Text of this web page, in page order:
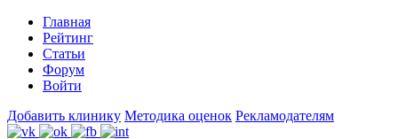
Главная
Рейтинг
Статьи
Форум
Войти
Добавить клинику Методика оценок Рекламодателям